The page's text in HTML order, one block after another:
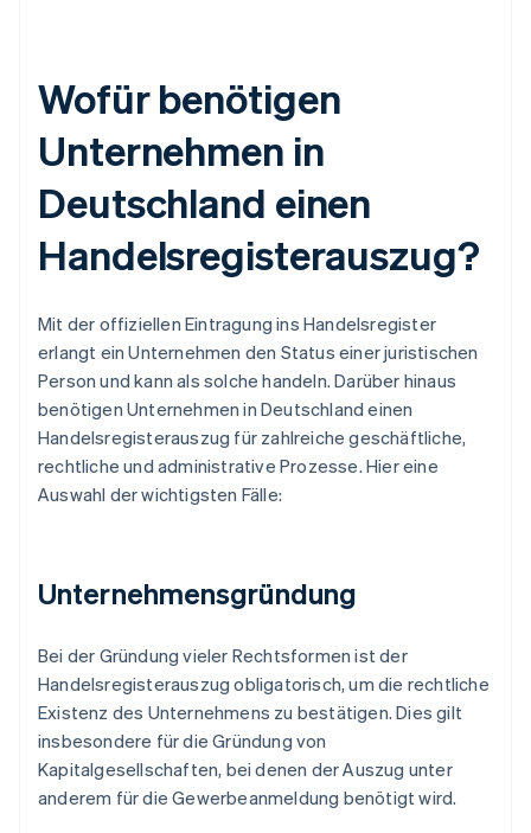
Wofür benötigen
Unternehmen in
Deutschland einen
Handelsregisterauszug?
Mit der offiziellen Eintragung ins Handelsregister
erlangt ein Unternehmen den Status einer juristischen
Person und kann als solche handeln. Darüber hinaus
benötigen Unternehmen in Deutschland einen
Handelsregisterauszug für zahlreiche geschäftliche,
rechtliche und administrative Prozesse. Hier eine
Auswahl der wichtigsten Fälle:
Unternehmensgründung
Bei der Gründung vieler Rechtsformen ist der
Handelsregisterauszug obligatorisch, um die rechtliche
Existenz des Unternehmens zu bestätigen. Dies gilt
insbesondere für die Gründung von
Kapitalgesellschaften, bei denen der Auszug unter
anderem für die Gewerbeanmeldung benötigt wird.